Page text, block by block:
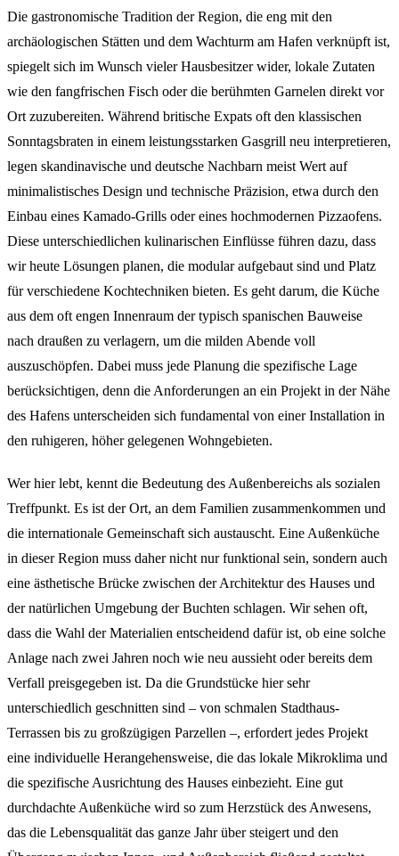
Die gastronomische Tradition der Region, die eng mit den
archäologischen Stätten und dem Wachturm am Hafen verknüpft ist,
spiegelt sich im Wunsch vieler Hausbesitzer wider, lokale Zutaten
wie den fangfrischen Fisch oder die berühmten Garnelen direkt vor
Ort zuzubereiten. Während britische Expats oft den klassischen
Sonntagsbraten in einem leistungsstarken Gasgrill neu interpretieren,
legen skandinavische und deutsche Nachbarn meist Wert auf
minimalistisches Design und technische Präzision, etwa durch den
Einbau eines Kamado-Grills oder eines hochmodernen Pizzaofens.
Diese unterschiedlichen kulinarischen Einflüsse führen dazu, dass
wir heute Lösungen planen, die modular aufgebaut sind und Platz
für verschiedene Kochtechniken bieten. Es geht darum, die Küche
aus dem oft engen Innenraum der typisch spanischen Bauweise
nach draußen zu verlagern, um die milden Abende voll
auszuschöpfen. Dabei muss jede Planung die spezifische Lage
berücksichtigen, denn die Anforderungen an ein Projekt in der Nähe
des Hafens unterscheiden sich fundamental von einer Installation in
den ruhigeren, höher gelegenen Wohngebieten.
Wer hier lebt, kennt die Bedeutung des Außenbereichs als sozialen
Treffpunkt. Es ist der Ort, an dem Familien zusammenkommen und
die internationale Gemeinschaft sich austauscht. Eine Außenküche
in dieser Region muss daher nicht nur funktional sein, sondern auch
eine ästhetische Brücke zwischen der Architektur des Hauses und
der natürlichen Umgebung der Buchten schlagen. Wir sehen oft,
dass die Wahl der Materialien entscheidend dafür ist, ob eine solche
Anlage nach zwei Jahren noch wie neu aussieht oder bereits dem
Verfall preisgegeben ist. Da die Grundstücke hier sehr
unterschiedlich geschnitten sind – von schmalen Stadthaus-
Terrassen bis zu großzügigen Parzellen –, erfordert jedes Projekt
eine individuelle Herangehensweise, die das lokale Mikroklima und
die spezifische Ausrichtung des Hauses einbezieht. Eine gut
durchdachte Außenküche wird so zum Herzstück des Anwesens,
das die Lebensqualität das ganze Jahr über steigert und den